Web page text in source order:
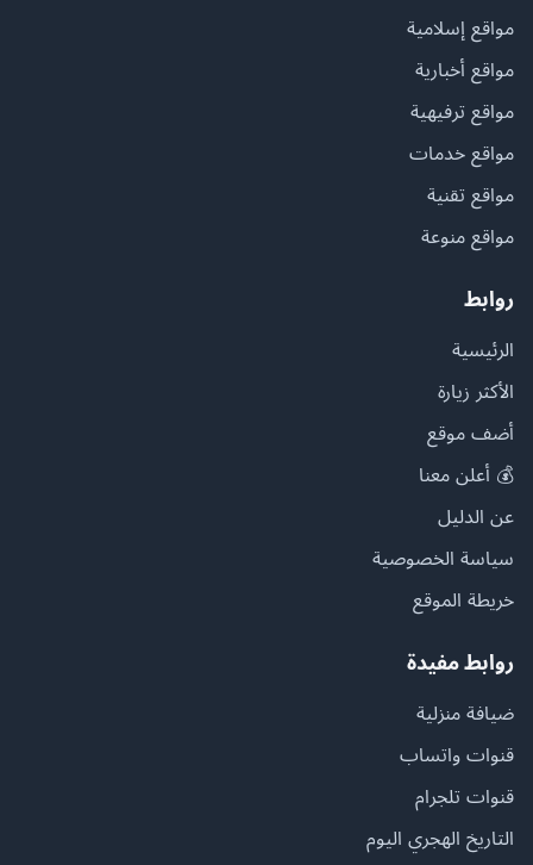
مواقع إسلامية
مواقع أخبارية
مواقع ترفيهية
مواقع خدمات
مواقع تقنية
مواقع منوعة
روابط
الرئيسية
الأكثر زيارة
أضف موقع
💰 أعلن معنا
عن الدليل
سياسة الخصوصية
خريطة الموقع
روابط مفيدة
ضيافة منزلية
قنوات واتساب
قنوات تلجرام
التاريخ الهجري اليوم